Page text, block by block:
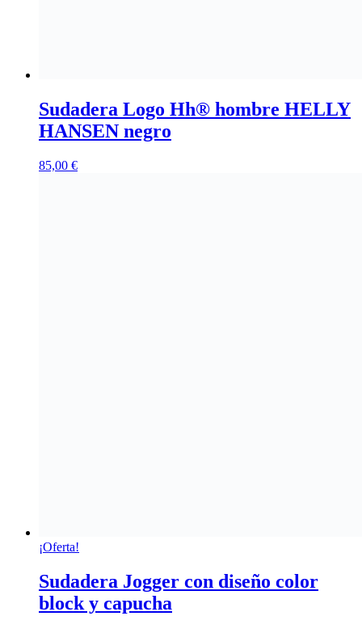
Sudadera Logo Hh® hombre HELLY
HANSEN negro
85,00 €
¡Oferta!
Sudadera Jogger con diseño color
block y capucha